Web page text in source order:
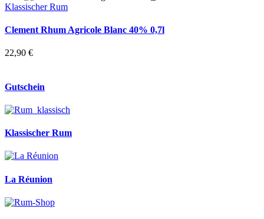
Klassischer Rum
Clement Rhum Agricole Blanc 40% 0,7l
22,90 €
Gutschein
Klassischer Rum
La Réunion